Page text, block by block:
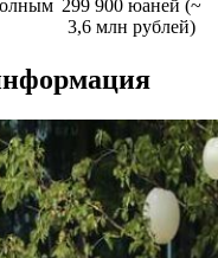
299 900 юаней (~
3,6 млн рублей)